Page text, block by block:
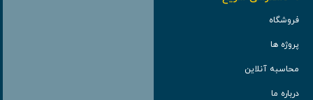
فروشگاه
پروژه ها
محاسبه آنلاین
درباره ما